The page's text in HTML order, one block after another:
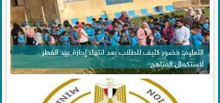
التعليم: حضور كثيف للطلاب بعد انتهاء إجازة عيد الفطر
لاستكمال المناهج